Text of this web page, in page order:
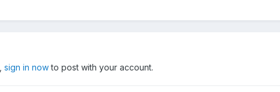
sign in nowto post with your account.